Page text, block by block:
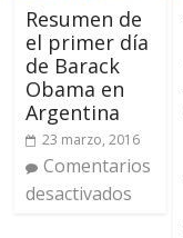
Resumen de
el primer día
de Barack
Obama en
Argentina
23 marzo, 2016
Comentarios
desactivados